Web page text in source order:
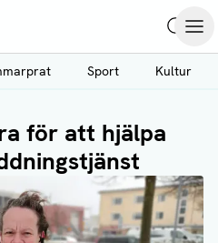
Sport Kultur
för att hjälpa